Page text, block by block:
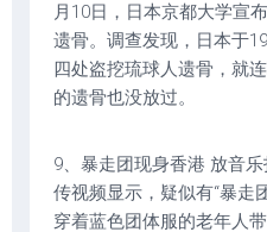
月10日，日本京都大学宣
遗骨。调查发现，日本于
四处盗挖琉球人遗骨，就
的遗骨也没放过。
9、暴走团现身香港 放音
传视频显示，疑似有“暴走
穿着蓝色团体服的老年人